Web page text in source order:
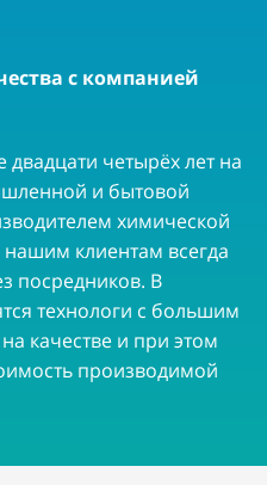
с компанией
четырёх лет на
и бытовой
химической
клиентам всегда
посредников. В
технологи с большим
качестве и при этом
производимой